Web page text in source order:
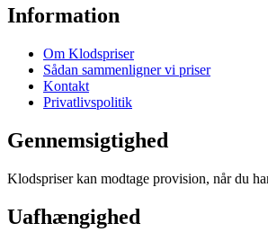
Information
Om Klodspriser
Sådan sammenligner vi priser
Kontakt
Privatlivspolitik
Gennemsigtighed
Klodspriser kan modtage provision, når du
Uafhængighed